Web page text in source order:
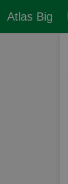
Atlas Big